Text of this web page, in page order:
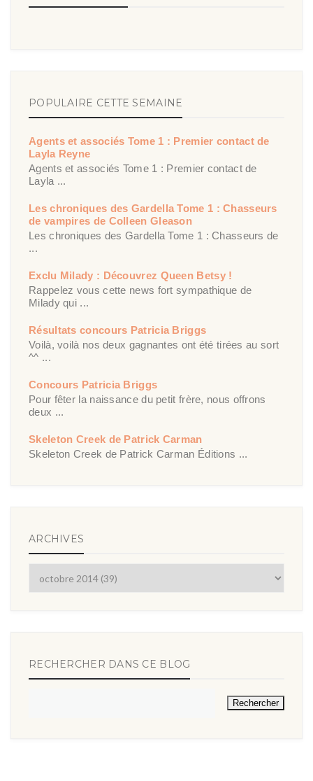
POPULAIRE CETTE SEMAINE
Agents et associés Tome 1 : Premier contact de
Layla Reyne
Agents et associés Tome 1 : Premier contact de
Layla ...
Les chroniques des Gardella Tome 1 : Chasseurs
de vampires de Colleen Gleason
Les chroniques des Gardella Tome 1 : Chasseurs de
...
Exclu Milady : Découvrez Queen Betsy !
Rappelez vous cette news fort sympathique de
Milady qui ...
Résultats concours Patricia Briggs
Voilà, voilà nos deux gagnantes ont été tirées au sort
^^ ...
Concours Patricia Briggs
Pour fêter la naissance du petit frère, nous offrons
deux ...
Skeleton Creek de Patrick Carman
Skeleton Creek de Patrick Carman Éditions ...
ARCHIVES
RECHERCHER DANS CE BLOG